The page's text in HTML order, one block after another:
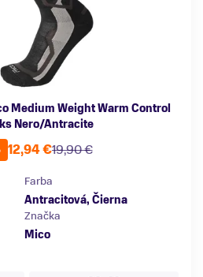
Medium Weight Warm Control
Nero/Antracite
19,90 €
12,94 €
Farba
Antracitová, Čierna
Značka
Mico